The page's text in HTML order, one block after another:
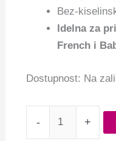
Bez-
Idelna za
French i
Dostupnost: Na
- +